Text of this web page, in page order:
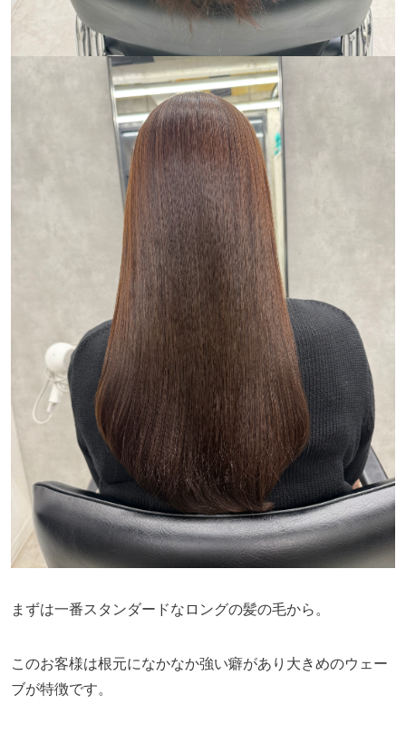
まずは一番スタンダードなロングの髪の毛から。
このお客様は根元になかなか強い癖があり大きめのウェー
ブが特徴です。